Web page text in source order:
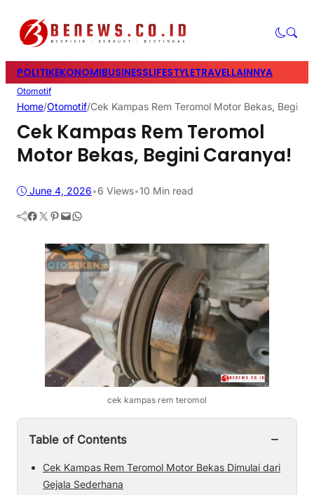
POLITIKEKONOMIBUSINESSLIFESTYLETRAVELLAINNYA
Otomotif
Home/Otomotif/Cek Kampas Rem Teromol Motor Bekas, Begini
Cek Kampas Rem Teromol
Motor Bekas, Begini Caranya!
June 4, 2026•6 Views•10 Min read
Facebook Twitter Pinterest Mail WhatsApp
cek kampas rem teromol
Table of Contents −
Cek Kampas Rem Teromol Motor Bekas Dimulai dari
Gejala Sederhana